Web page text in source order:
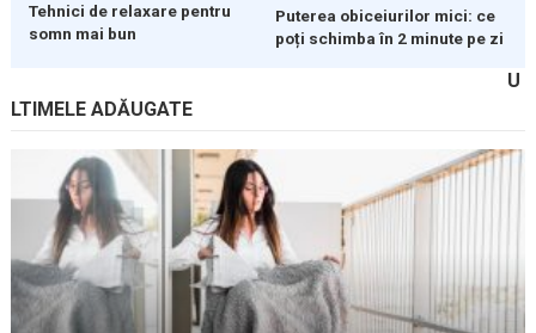
Tehnici de relaxare pentru
somn mai bun
Puterea obiceiurilor mici: ce
poți schimba în 2 minute pe zi
U
LTIMELE ADĂUGATE